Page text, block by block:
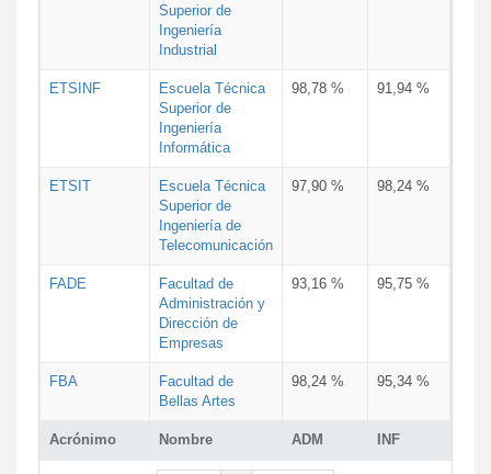
Acrónimo Nombre ADM INF
Superior de
Ingeniería
Industrial
ETSINF
Escuela Técnica
Superior de
Ingeniería
Informática
98,78 % 91,94 %
ETSIT
Escuela Técnica
Superior de
Ingeniería de
Telecomunicación
97,90 % 98,24 %
FADE
Facultad de
Administración y
Dirección de
Empresas
93,16 % 95,75 %
FBA
Facultad de
Bellas Artes
98,24 % 95,34 %